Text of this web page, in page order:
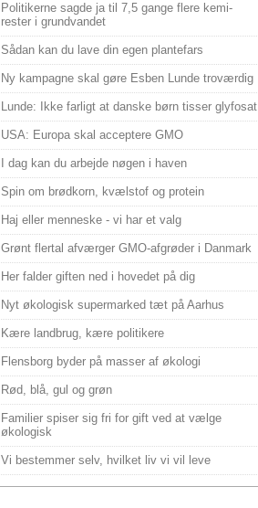
Politikerne sagde ja til 7,5 gange flere kemi-
rester i grundvandet
Sådan kan du lave din egen plantefars
Ny kampagne skal gøre Esben Lunde troværdig
Lunde: Ikke farligt at danske børn tisser glyfosat
USA: Europa skal acceptere GMO
I dag kan du arbejde nøgen i haven
Spin om brødkorn, kvælstof og protein
Haj eller menneske - vi har et valg
Grønt flertal afværger GMO-afgrøder i Danmark
Her falder giften ned i hovedet på dig
Nyt økologisk supermarked tæt på Aarhus
Kære landbrug, kære politikere
Flensborg byder på masser af økologi
Rød, blå, gul og grøn
Familier spiser sig fri for gift ved at vælge
økologisk
Vi bestemmer selv, hvilket liv vi vil leve